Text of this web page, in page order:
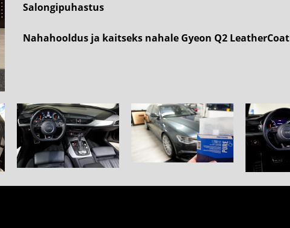
Salongipuhastus
Nahahooldus ja kaitseks nahale Gyeon Q2 LeatherCoat